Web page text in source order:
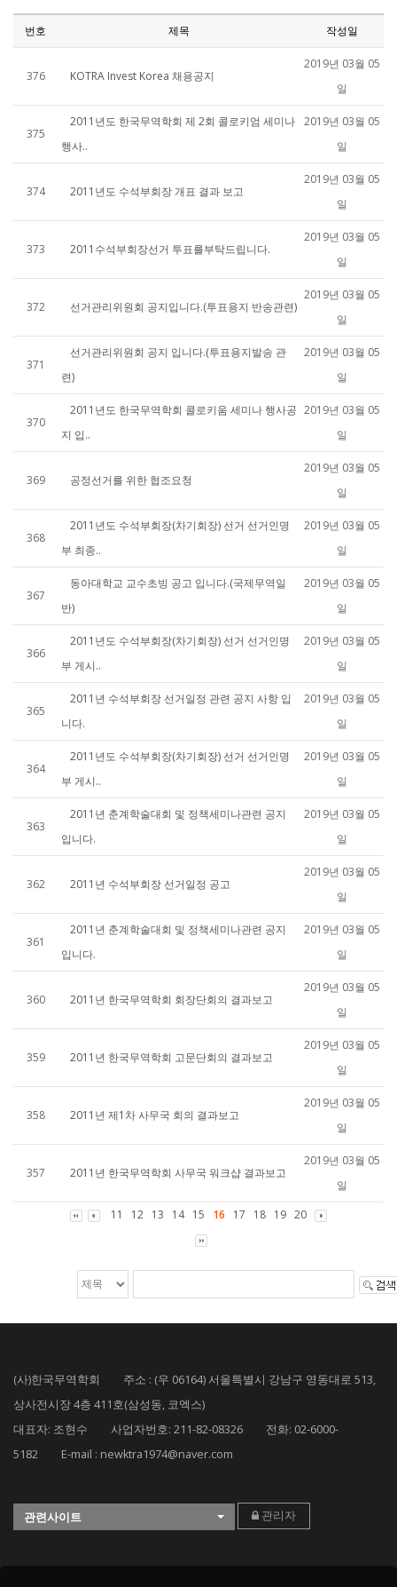
번호 제목 작성일
376 KOTRA Invest Korea 채용공지
2019년 03월 05
일
375
2011년도 한국무역학회 제 2회 콜로키엄 세미나
행사..
2019년 03월 05
일
374 2011년도 수석부회장 개표 결과 보고
2019년 03월 05
일
373 2011수석부회장선거 투표를부탁드립니다.
2019년 03월 05
일
372 선거관리위원회 공지입니다.(투표용지 반송관련)
2019년 03월 05
일
371
선거관리위원회 공지 입니다.(투표용지발송 관
련)
2019년 03월 05
일
370
2011년도 한국무역학회 콜로키움 세미나 행사공
지 입..
2019년 03월 05
일
369 공정선거를 위한 협조요청
2019년 03월 05
일
368
2011년도 수석부회장(차기회장) 선거 선거인명
부 최종..
2019년 03월 05
일
367
동아대학교 교수초빙 공고 입니다.(국제무역일
반)
2019년 03월 05
일
366
2011년도 수석부회장(차기회장) 선거 선거인명
부 게시..
2019년 03월 05
일
365
2011년 수석부회장 선거일정 관련 공지 사항 입
니다.
2019년 03월 05
일
364
2011년도 수석부회장(차기회장) 선거 선거인명
부 게시..
2019년 03월 05
일
363
2011년 춘계학술대회 및 정책세미나관련 공지
입니다.
2019년 03월 05
일
362 2011년 수석부회장 선거일정 공고
2019년 03월 05
일
361
2011년 춘계학술대회 및 정책세미나관련 공지
입니다.
2019년 03월 05
일
360 2011년 한국무역학회 회장단회의 결과보고
2019년 03월 05
일
359 2011년 한국무역학회 고문단회의 결과보고
2019년 03월 05
일
358 2011년 제1차 사무국 회의 결과보고
2019년 03월 05
일
357 2011년 한국무역학회 사무국 워크샵 결과보고
2019년 03월 05
일
11
12 13 14 15 16 17 18 19 20
(사)한국무역학회 주소 : (우 06164) 서울특별시 강남구 영동대로 513,
상사전시장 4층 411호(삼성동, 코엑스)
대표자: 조현수 사업자번호: 211-82-08326 전화: 02-6000-
5182 E-mail : newktra1974@naver.com
관련사이트 관리자